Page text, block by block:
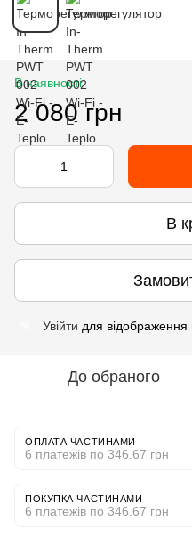
В наявності
2 080 грн
В
Увійти для відображення
До обраного
ОПЛАТА ЧАСТИНАМИ
6 платежів по 346.67 грн
ПОКУПКА ЧАСТИНАМИ
6 платежів по 346.67 грн